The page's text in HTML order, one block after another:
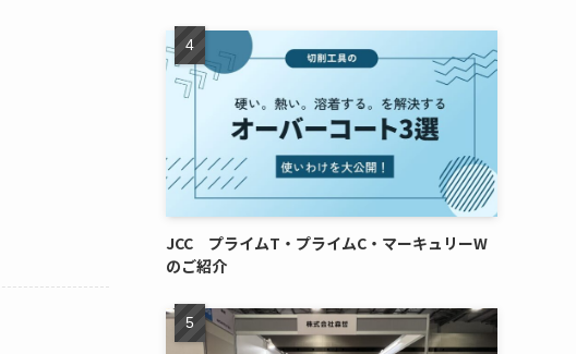
JCC プライムT・プライムC・マーキュリーW
のご紹介